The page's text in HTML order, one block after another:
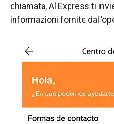
chiamata, AliExpress ti
informazioni fornite